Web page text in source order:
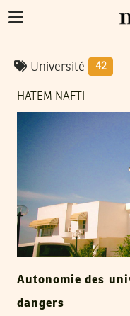
Université 42
HATEM NAFTI
Autonomie des
dangers